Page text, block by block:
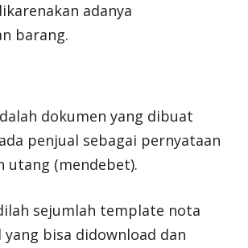
adanya
barang.
dokumen yang dibuat
penjual sebagai pernyataan
utang (mendebet).
sejumlah template nota
yang bisa didownload dan